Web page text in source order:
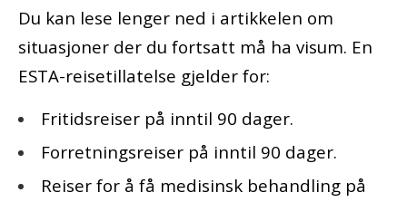
Du kan lese lenger ned i artikkelen om
situasjoner der du fortsatt må ha visum. En
ESTA-reisetillatelse gjelder for:
Fritidsreiser på inntil 90 dager.
Forretningsreiser på inntil 90 dager.
Reiser for å få medisinsk behandling på